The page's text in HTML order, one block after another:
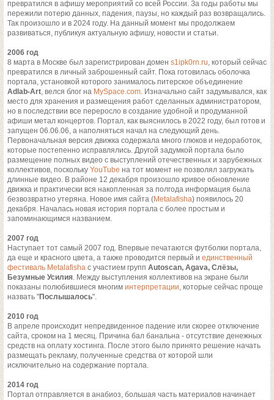
превратился в афишу мероприятий со всей России. За годы работы мы
пережили потерю данных, падения, паузы, но каждый раз возвращались.
Так произошло и в 2024 году. На данный момент мы продолжаем
развиваться, публикуя актуальную афишу, новости и статьи.
2006 год
8 марта в Москве был зарегистрирован домен s1ipk0rn.ru , который сейчас
превратился в личный заброшенный сайт. Пока готовилась оболочка
портала, установкой которого занималось питерское объединение
Adlab-Art , велся блог на MySpace.com . Изначально сайт задумывался, как
место для хранения и размещения работ сделанных администратором,
но в последствии все переросло в создание удобной и продуманной
афиши метал концертов. Портал, как выяснилось в 2022 году, был готов и
запущен 06.06.06, а наполняться начал на следующий день.
Первоначальная версия движка содержала много глюков и недоработок,
которые постепенно исправлялись. Другой задумкой портала было
размещение полных видео с выступлений отечественных и зарубежных
коллективов, поскольку YouTube на тот момент не позволял загружать
длинные видео. В районе 12 декабря произошло кривое обновление
движка и практически вся накопленная за полгода информация была
безвозвратно утеряна. Новое имя сайта (Metalafisha) появилось 20
декабря. Началась новая история портала с более простым и
запоминающимся названием.
2007 год
Наступает тот самый 2007 год. Впервые печатаются футболки портала,
да еще и красного цвета, а также проводится первый и единственный
фестиваль Metalafisha с участием групп Autoscan, Agava, Слёзы,
Безумные Усилия . Между выступления коллективов на экране были
показаны полюбившиеся многим интерпретации , которые сейчас проще
назвать "Послышалось".
2010 год
В апреле происходит непредвиденное падение или скорее отключение
сайта, сроком на 1 месяц. Причина бал банальна - отсутствие денежных
средств на оплату хостинга. После этого было принято решение начать
размещать рекламу, полученные средства от которой шли
исключительно на содержание портала.
2014 год
Портал отправляется в анабиоз, большая часть материалов начинает